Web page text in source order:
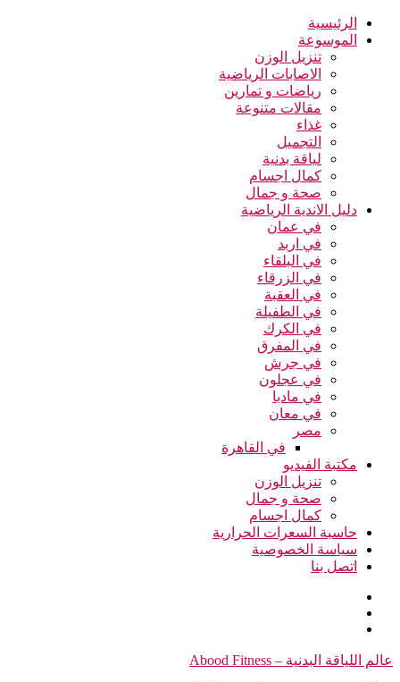
الرئيسية
الموسوعة
تنزيل الوزن
الاصابات الرياضية
رياضات و تمارين
مقالات متنوعة
غذاء
التجميل
لياقة بدنية
كمال اجسام
صحة و جمال
دليل الاندية الرياضية
في عمان
في اربد
في البلقاء
في الزرقاء
في العقبة
في الطفيلة
في الكرك
في المفرق
في جرش
في عجلون
في مادبا
في معان
مصر
في القاهرة
مكتبة الفيديو
تنزيل الوزن
صحة و جمال
كمال اجسام
حاسبة السعرات الحرارية
سياسة الخصوصية
اتصل بنا
التجاوز
عالم اللياقة البدنية – Abood Fitness